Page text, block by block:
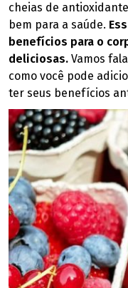
cheias de
bem para a saúde.
benefícios para o
deliciosas. Vamos
como você pode
ter seus benefícios